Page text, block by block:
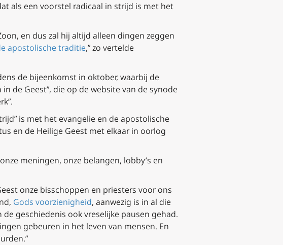
als een voorstel radicaal in strijd is met het
en dus zal hij altijd alleen dingen zeggen
apostolische traditie,” zo vertelde
de bijeenkomst in oktober, waarbij de
de Geest”, die op de website van de synode
is met het evangelie en de apostolische
en de Heilige Geest met elkaar in oorlog
meningen, onze belangen, lobby’s en
onze bisschoppen en priesters voor ons
Gods voorzienigheid, aanwezig is in al die
geschiedenis ook vreselijke pausen gehad.
gebeuren in het leven van mensen. En